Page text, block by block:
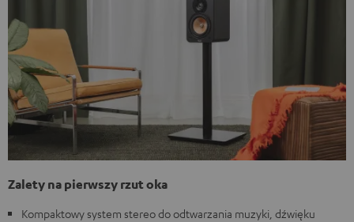
Zalety na pierwszy rzut oka
Kompaktowy system stereo do odtwarzania muzyki, dźwięku